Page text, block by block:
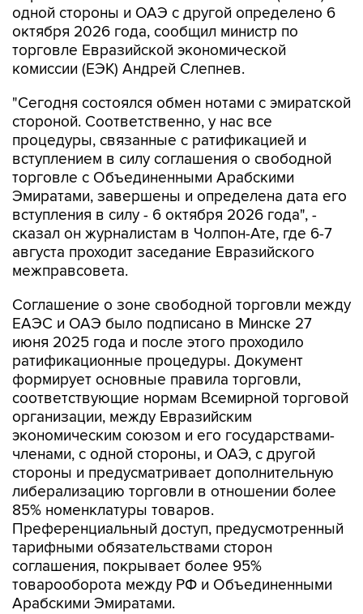
одной стороны и ОАЭ с другой определено 6
октября 2026 года, сообщил министр по
торговле Евразийской экономической
комиссии (ЕЭК) Андрей Слепнев.
"Сегодня состоялся обмен нотами с эмиратской
стороной. Соответственно, у нас все
процедуры, связанные с ратификацией и
вступлением в силу соглашения о свободной
торговле с Объединенными Арабскими
Эмиратами, завершены и определена дата его
вступления в силу - 6 октября 2026 года", -
сказал он журналистам в Чолпон-Ате, где 6-7
августа проходит заседание Евразийского
межправсовета.
Соглашение о зоне свободной торговли между
ЕАЭС и ОАЭ было подписано в Минске 27
июня 2025 года и после этого проходило
ратификационные процедуры. Документ
формирует основные правила торговли,
соответствующие нормам Всемирной торговой
организации, между Евразийским
экономическим союзом и его государствами-
членами, с одной стороны, и ОАЭ, с другой
стороны и предусматривает дополнительную
либерализацию торговли в отношении более
85% номенклатуры товаров.
Преференциальный доступ, предусмотренный
тарифными обязательствами сторон
соглашения, покрывает более 95%
товарооборота между РФ и Объединенными
Арабскими Эмиратами.